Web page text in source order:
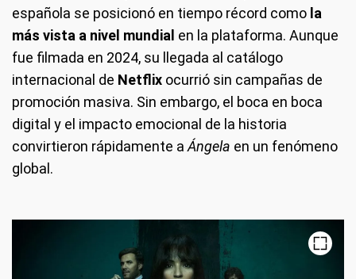
española se posicionó en tiempo récord como la
más vista a nivel mundial en la plataforma. Aunque
fue filmada en 2024, su llegada al catálogo
internacional de Netflix ocurrió sin campañas de
promoción masiva. Sin embargo, el boca en boca
digital y el impacto emocional de la historia
convirtieron rápidamente a Ángela en un fenómeno
global.